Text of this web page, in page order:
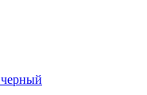
черный